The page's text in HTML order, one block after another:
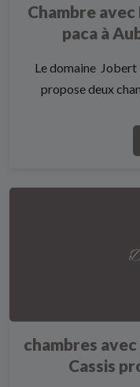
Chambre
paca à
Le domaine Jobert
propose deux
chambres
Cassis